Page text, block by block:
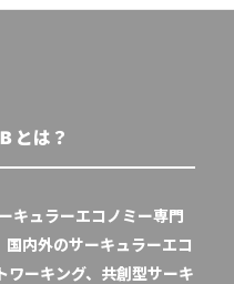
とは？
ュラーエコノミー専門
国内外のサーキュラーエコ
ワーキング、共創型サーキ